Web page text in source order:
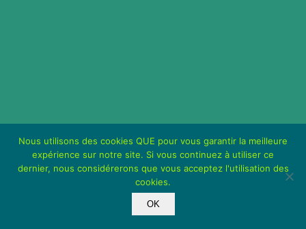
Nous utilisons des cookies QUE pour vous garantir la meilleure
expérience sur notre site. Si vous continuez à utiliser ce
dernier, nous considérerons que vous acceptez l'utilisation des
cookies.
OK